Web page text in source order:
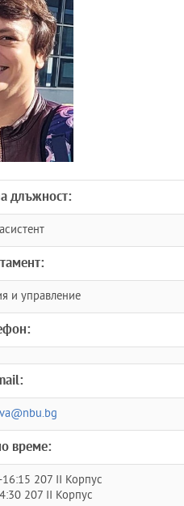
длъжност:
и управление
време:
207 II Корпус
207 II Корпус